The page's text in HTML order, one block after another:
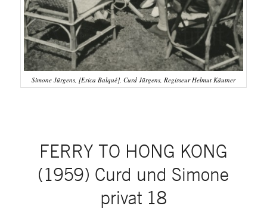
Simone Jürgens, [Erica Balqué], Curd Jürgens, Regisseur Helmut Käutner
FERRY TO HONG KONG
(1959) Curd und Simone
privat 18